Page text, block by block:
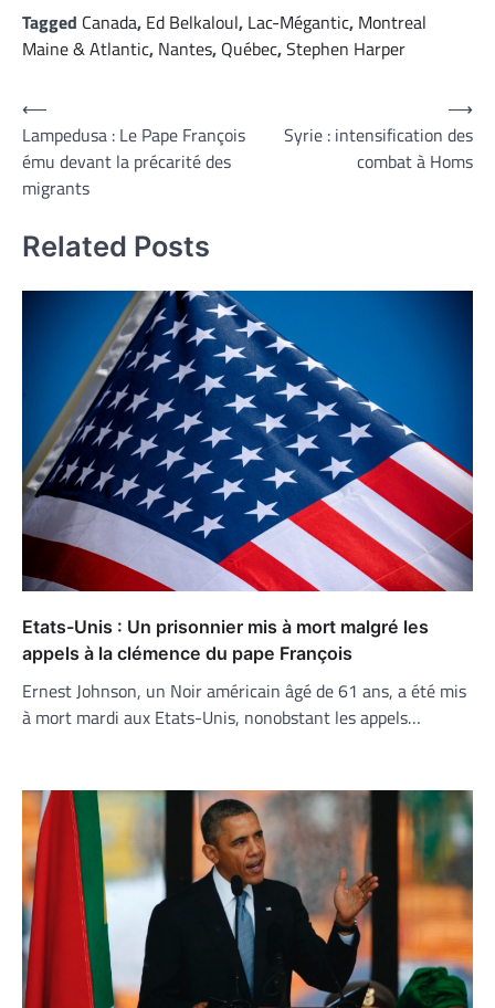
Tagged Canada, Ed Belkaloul, Lac-Mégantic, Montreal
Maine & Atlantic, Nantes, Québec,Stephen Harper
Navigation
de
l’article
⟵
Lampedusa : Le Pape François
ému devant la précarité des
migrants
Syrie : intensification des
combat à Homs
⟶
Related Posts
Etats-Unis : Un prisonnier mis à mort malgré les
appels à la clémence du pape François
Ernest Johnson, un Noir américain âgé de 61 ans, a été mis
à mort mardi aux Etats-Unis, nonobstant les appels…